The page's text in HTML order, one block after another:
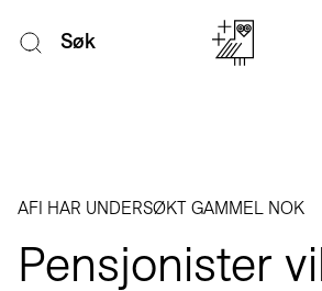
Søk
AFI HAR UNDERSØKT GAMMEL NOK
Pensjonister